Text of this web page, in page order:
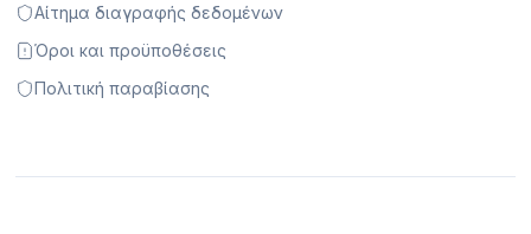
Αίτημα διαγραφής δεδομένων
Όροι και προϋποθέσεις
Πολιτική παραβίασης